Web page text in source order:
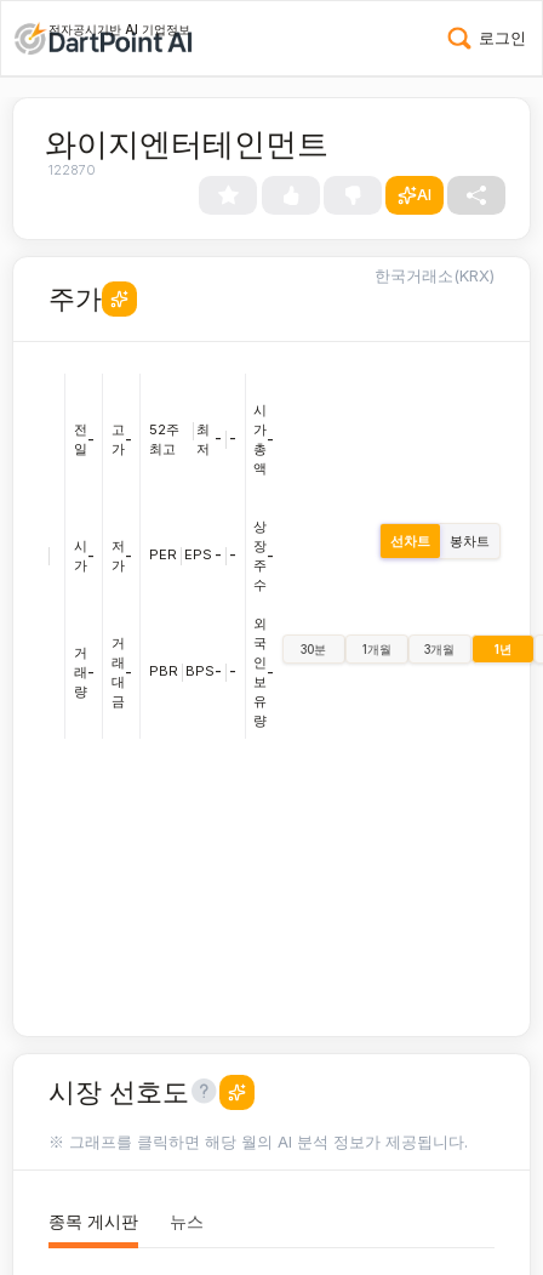
전자공시기반 AI 기업정보 로그인
와이지엔터테인먼트
122870
AI
주가
한국거래소(KRX)
전
일
-
시
가
-
거
래
량
-
고
가
-
저
가
-
거
래
대
금
-
52주
최고
최
저
- -
PER EPS - -
PBR BPS- -
시
가
총
액
-
상
장
주
수
-
외
국
인
보
유
량
-
선차트 봉차트
30분 1개월 3개월 1년
시장 선호도
※ 그래프를 클릭하면 해당 월의 AI 분석 정보가 제공됩니다.
종목 게시판 뉴스